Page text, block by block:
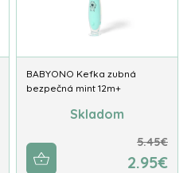
BABYONO Kefka zubná
bezpečná mint 12m+
Skladom
5.45€
2.95€